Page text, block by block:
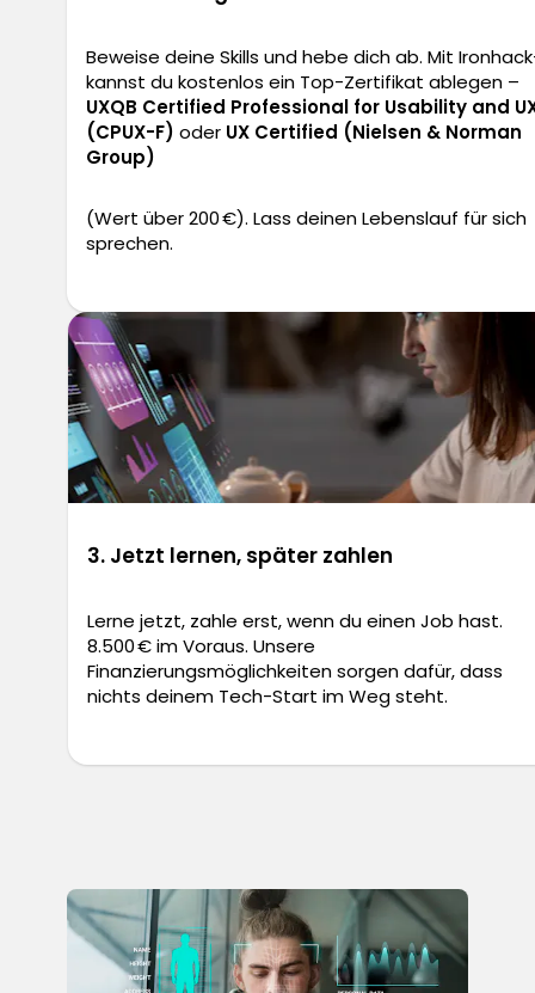
Beweise deine Skills und hebe dich ab. Mit
kannst du kostenlos ein Top-Zertifikat ablegen –
UXQB Certified Professional for Usability and
(CPUX-F) oder UX Certified (Nielsen & Norman
Group)
(Wert über 200 €). Lass deinen Lebenslauf für sich
sprechen.
3. Jetzt lernen, später zahlen
Lerne jetzt, zahle erst, wenn du einen Job hast.
8.500 € im Voraus. Unsere
Finanzierungsmöglichkeiten sorgen dafür, dass
nichts deinem Tech-Start im Weg steht.